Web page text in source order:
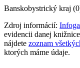
Banskobystrický kraj
Zdroj informácií:
evidencii danej
nájdete zoznam
ktorých máme údaje.